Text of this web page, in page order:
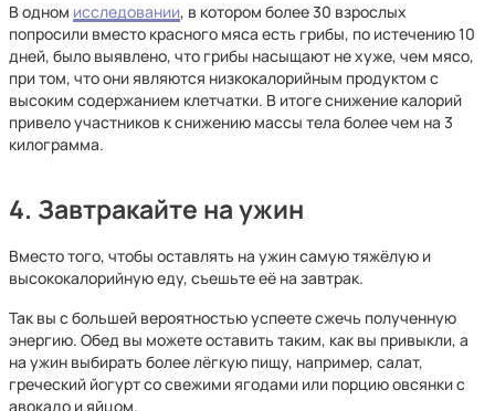
В одном исследовании, в котором более 30 взрослых
попросили вместо красного мяса есть грибы, по истечению 10
дней, было выявлено, что грибы насыщают не хуже, чем мясо,
при том, что они являются низкокалорийным продуктом с
высоким содержанием клетчатки. В итоге снижение калорий
привело участников к снижению массы тела более чем на 3
килограмма.
4. Завтракайте на ужин
Вместо того, чтобы оставлять на ужин самую тяжёлую и
высококалорийную еду, съешьте её на завтрак.
Так вы с большей вероятностью успеете сжечь полученную
энергию. Обед вы можете оставить таким, как вы привыкли, а
на ужин выбирать более лёгкую пищу, например, салат,
греческий йогурт со свежими ягодами или порцию овсянки с
авокадо и яйцом.